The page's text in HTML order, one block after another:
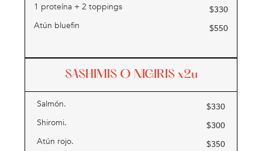
1 proteína + 2 toppings
$330
Atún bluefin
$550
SASHIMIS O NIGIRIS x2u
Salmón. $330
Shiromi.
$300
Atún rojo.
$350